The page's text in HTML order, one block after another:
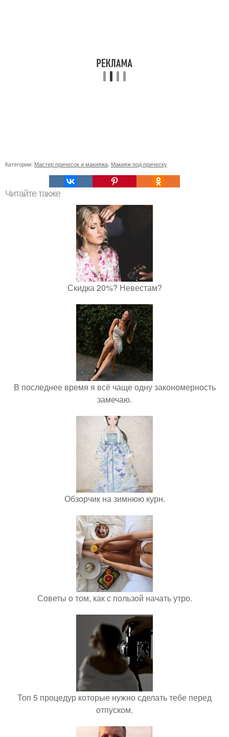
Категории: Мастер причесок и макияжа Макияж под прическу
Читайте также
Скидка 20%? Невестам?
В последнее время я всё чаще одну закономерность
замечаю.
Обзорчик на зимнюю курн.
Советы о том, как с пользой начать утро.
Топ 5 процедур которые нужно сделать тебе перед
отпуском.